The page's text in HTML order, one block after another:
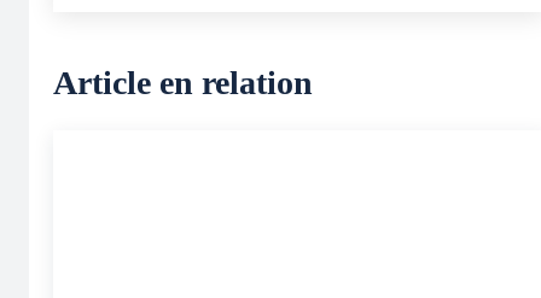
Article en relation